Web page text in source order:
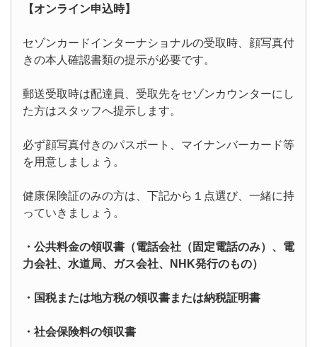
【オンライン申込時】
セゾンカードインターナショナルの受取時、顔写真付
きの本人確認書類の提示が必要です。
郵送受取時は配達員、受取先をセゾンカウンターにし
た方はスタッフへ提示します。
必ず顔写真付きのパスポート、マイナンバーカード等
を用意しましょう。
健康保険証のみの方は、下記から１点選び、一緒に持
っていきましょう。
・公共料金の領収書（電話会社（固定電話のみ）、電
力会社、水道局、ガス会社、NHK発行のもの）
・国税または地方税の領収書または納税証明書
・社会保険料の領収書